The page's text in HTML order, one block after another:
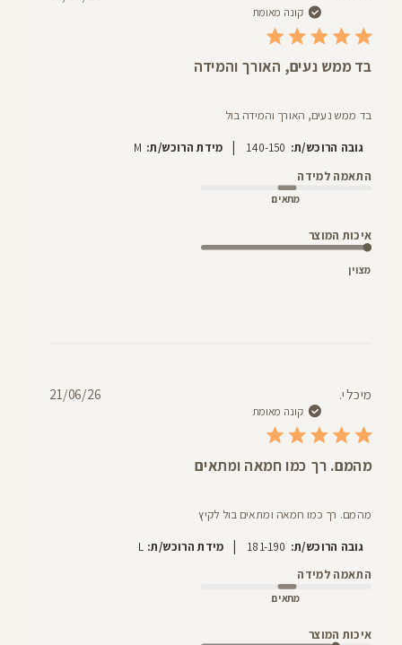
קונה מאומת
בד ממש נעים, האורך והמידה
בד ממש נעים, האורך והמידה בול
גובה הרוכש/ת: 140-150
| מידת הרוכש/ת: M
התאמה למידה
מתאים
איכות המוצר
מצוין
מיכל י.
קונה מאומת
מהמם. רך כמו חמאה ומתאים
מהמם. רך כמו חמאה ומתאים בול לקיץ
גובה הרוכש/ת: 181-190
| מידת הרוכש/ת: L
התאמה למידה
מתאים
איכות המוצר
21/06/26